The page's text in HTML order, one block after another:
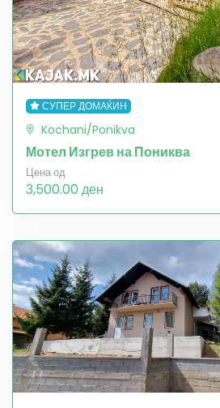
СУПЕР ДОМАЌИН
Kochani/Ponikva
Мотел Изгрев на Пониква
Цена од
3,500.00 ден